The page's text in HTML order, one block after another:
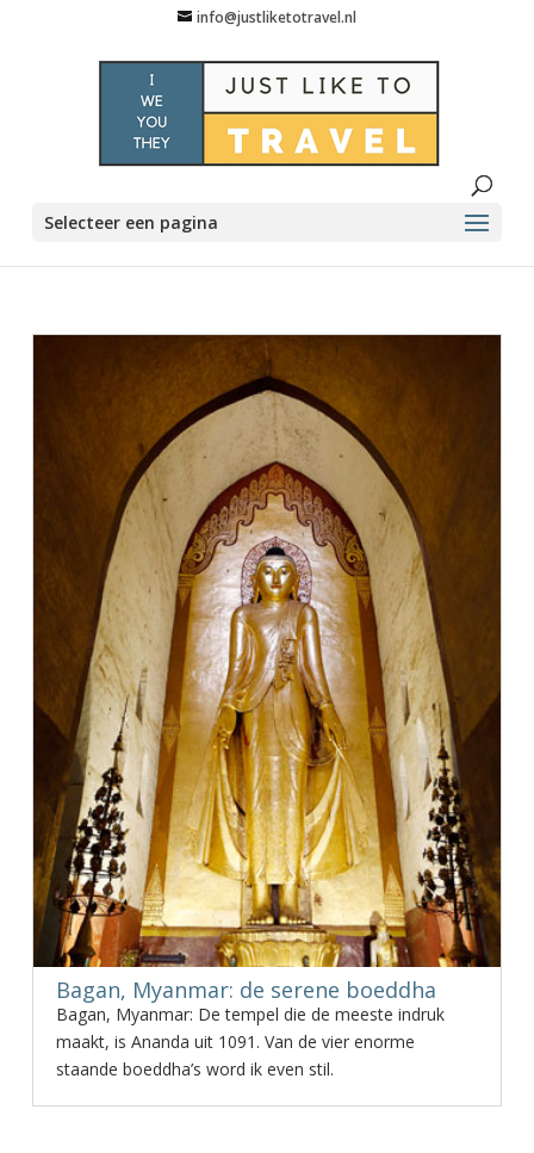
info@justliketotravel.nl
Selecteer een pagina
Bagan, Myanmar: de serene boeddha
Bagan, Myanmar: De tempel die de meeste indruk
maakt, is Ananda uit 1091. Van de vier enorme
staande boeddha’s word ik even stil.